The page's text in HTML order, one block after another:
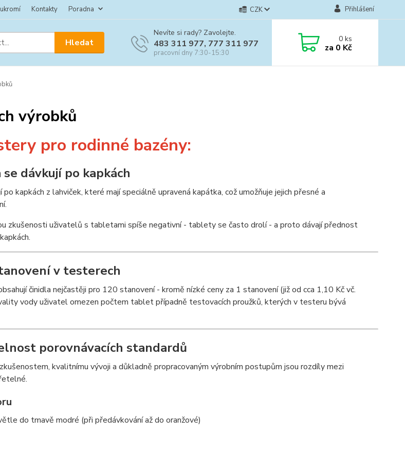
Kontakty Poradna CZK Přihlášení
Hledat
Nevíte si rady? Zavolejte.
483 311 977, 777 311 977
pracovní dny 7:30-15:30
0ks
za 0 Kč
výrobků
pro rodinné bazény:
dávkují po kapkách
po kapkách z lahviček, které mají speciálně upravená kapátka, což umožňuje jejich přesné a
zkušenosti uživatelů s tabletami spíše negativní - tablety se často drolí - a proto dávají přednost
v testerech
činidla nejčastěji pro 120 stanovení - kromě nízké ceny za 1 stanovení (již od cca 1,10 Kč vč.
vody uživatel omezen počtem tablet případně testovacích proužků, kterých v testeru bývá
porovnávacích standardů
kvalitnímu vývoji a důkladně propracovaným výrobním postupům jsou rozdíly mezi
do tmavě modré (při předávkování až do oranžové)